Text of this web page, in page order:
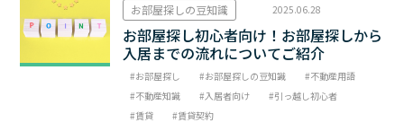
お部屋探しの豆知識 2025.06.28
お部屋探し初心者向け！お部屋探しから
入居までの流れについてご紹介
お部屋探し お部屋探しの豆知識
不動産用語
不動産知識
入居者向け
引っ越し初心者
賃貸
賃貸契約